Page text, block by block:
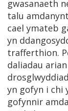
gwasanaeth
talu
cael ymateb
yn
trafferthion.
daliadau
yn gofyn i chi
gofynnir